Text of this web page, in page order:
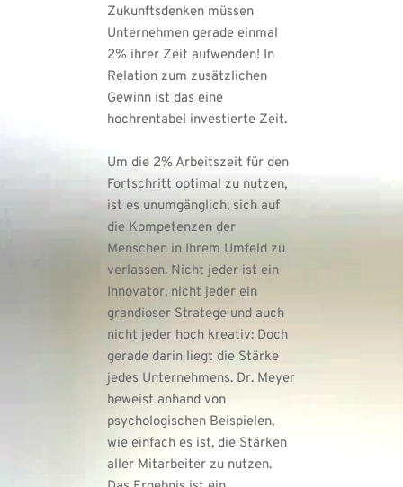
Zukunftsdenken müssen
Unternehmen gerade einmal
2% ihrer Zeit aufwenden! In
Relation zum zusätzlichen
Gewinn ist das eine
hochrentabel investierte Zeit.
Um die 2% Arbeitszeit für den
Fortschritt optimal zu nutzen,
ist es unumgänglich, sich auf
die Kompetenzen der
Menschen in Ihrem Umfeld zu
verlassen. Nicht jeder ist ein
Innovator, nicht jeder ein
grandioser Stratege und auch
nicht jeder hoch kreativ: Doch
gerade darin liegt die Stärke
jedes Unternehmens. Dr. Meyer
beweist anhand von
psychologischen Beispielen,
wie einfach es ist, die Stärken
aller Mitarbeiter zu nutzen.